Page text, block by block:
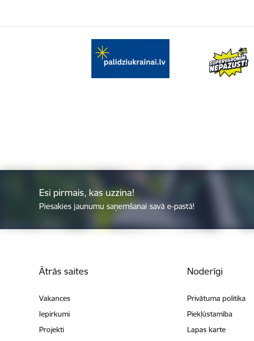
Esi pirmais, kas uzzina!
Piesakies jaunumu saņemšanai savā e-pastā!
Ātrās saites
Vakances
Iepirkumi
Projekti
Noderīgi
Privātuma politika
Piekļūstamība
Lapas karte